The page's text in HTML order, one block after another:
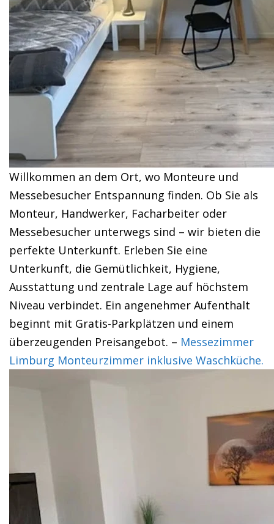
Willkommen an dem Ort, wo Monteure und
Messebesucher Entspannung finden. Ob Sie als
Monteur, Handwerker, Facharbeiter oder
Messebesucher unterwegs sind – wir bieten die
perfekte Unterkunft. Erleben Sie eine
Unterkunft, die Gemütlichkeit, Hygiene,
Ausstattung und zentrale Lage auf höchstem
Niveau verbindet. Ein angenehmer Aufenthalt
beginnt mit Gratis-Parkplätzen und einem
überzeugenden Preisangebot. – Messezimmer
Limburg Monteurzimmer inklusive Waschküche.